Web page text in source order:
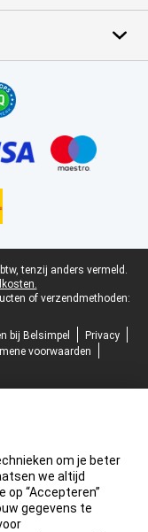
tenzij anders vermeld.
of verzendmethoden:
bij Belsimpel
Privacy
voorwaarden
om je beter
we altijd
op “Accepteren”
gegevens te